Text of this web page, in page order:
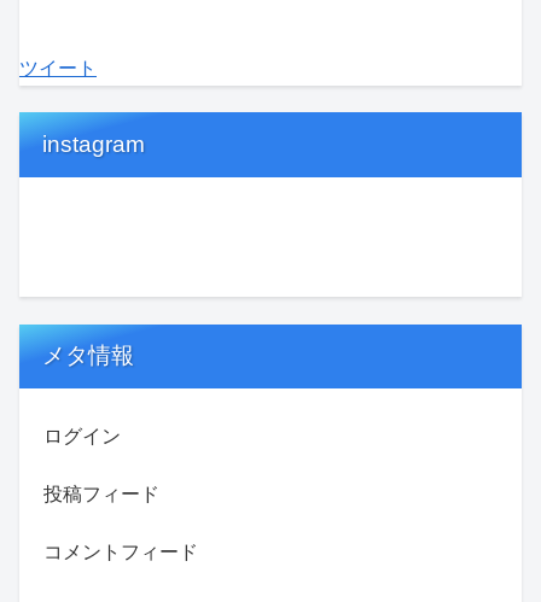
ツイート
instagram
メタ情報
ログイン
投稿フィード
コメントフィード